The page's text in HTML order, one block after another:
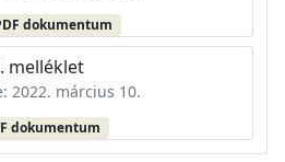
dokumentum
melléklet
2022. március 10.
dokumentum